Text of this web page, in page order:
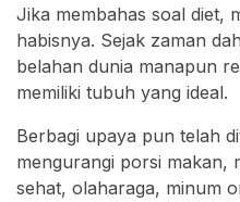
Jika membahas soal diet,
habisnya. Sejak zaman
belahan dunia manapun
memiliki tubuh yang ideal.
Berbagi upaya pun telah
mengurangi porsi makan,
sehat, olaharaga, minum